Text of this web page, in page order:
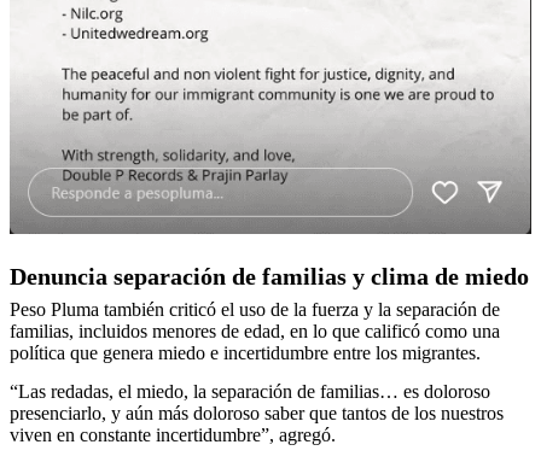
Denuncia separación de familias y clima de miedo
Peso Pluma también criticó el uso de la fuerza y la separación de
familias, incluidos menores de edad, en lo que calificó como una
política que genera miedo e incertidumbre entre los migrantes.
“Las redadas, el miedo, la separación de familias… es doloroso
presenciarlo, y aún más doloroso saber que tantos de los nuestros
viven en constante incertidumbre”, agregó.